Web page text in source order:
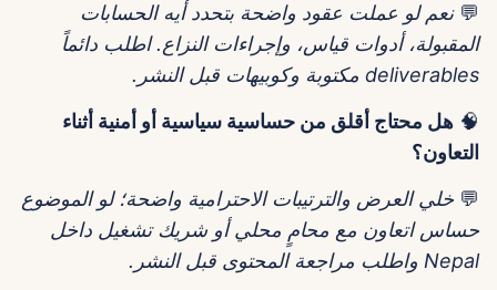
💬نعم لو عملت عقود واضحة بتحدد أيه الحسابات
المقبولة، أدوات قياس، وإجراءات النزاع. اطلب دائماً
deliverables مكتوبة وكوبيهات قبل النشر.
🧠 هل محتاج أقلق من حساسية سياسية أو أمنية أثناء
التعاون؟
💬 خلي العرض والترتيبات الاحترامية واضحة؛ لو الموضوع
حساس اتعاون مع محامٍ محلي أو شريك تشغيل داخل
Nepal واطلب مراجعة المحتوى قبل النشر.